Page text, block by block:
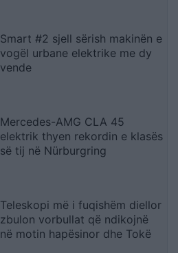
Smart #2 sjell sërish makinën e
vogël urbane elektrike me dy
vende
Mercedes-AMG CLA 45
elektrik thyen rekordin e klasës
së tij në Nürburgring
Teleskopi më i fuqishëm diellor
zbulon vorbullat që ndikojnë
në motin hapësinor dhe Tokë